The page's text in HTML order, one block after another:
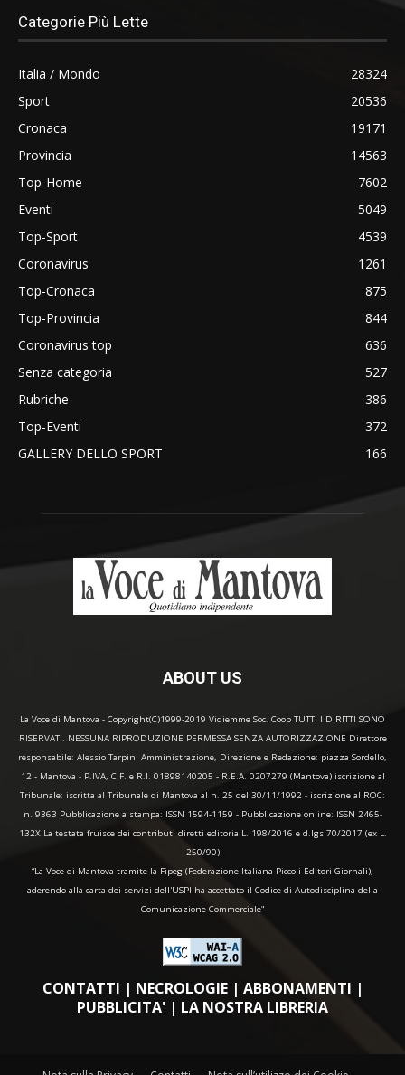
Categorie Più Lette
Italia / Mondo
28324
Sport
20536
Cronaca
19171
Provincia
14563
Top-Home
7602
Eventi
5049
Top-Sport
4539
Coronavirus
1261
Top-Cronaca
875
Top-Provincia
844
Coronavirus top
636
Senza categoria
527
Rubriche
386
Top-Eventi
372
GALLERY DELLO SPORT
166
ABOUT US
La Voce di Mantova - Copyright(C)1999-2019 Vidiemme Soc. Coop TUTTI I DIRITTI SONO
RISERVATI. NESSUNA RIPRODUZIONE PERMESSA SENZA AUTORIZZAZIONE Direttore
responsabile: Alessio Tarpini Amministrazione, Direzione e Redazione: piazza Sordello,
12 - Mantova - P.IVA, C.F. e R.I. 01898140205 - R.E.A. 0207279 (Mantova) iscrizione al
Tribunale: iscritta al Tribunale di Mantova al n. 25 del 30/11/1992 - iscrizione al ROC:
n. 9363 Pubblicazione a stampa: ISSN 1594-1159 - Pubblicazione online: ISSN 2465-
132X La testata fruisce dei contributi diretti editoria L. 198/2016 e d.lgs 70/2017 (ex L.
250/90)
“La Voce di Mantova tramite la Fipeg (Federazione Italiana Piccoli Editori Giornali),
aderendo alla carta dei servizi dell'USPI ha accettato il Codice di Autodisciplina della
Comunicazione Commerciale"
CONTATTI | NECROLOGIE| ABBONAMENTI |
PUBBLICITA' | LA NOSTRA LIBRERIA